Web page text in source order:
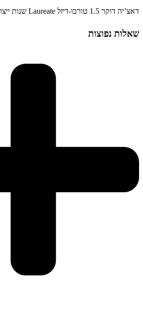
דאצ’יה דוקר 1.5 טורבו-דיזל Laureate שנות ייצור: 2015, 2016
שאלות נפוצות